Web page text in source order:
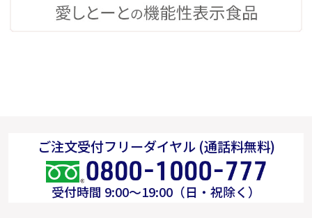
ご注文受付フリーダイヤル (通話料無料)
受付時間 9:00～19:00（日・祝除く）